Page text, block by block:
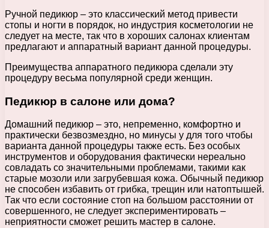
Ручной педикюр – это классический метод привести
стопы и ногти в порядок, но индустрия косметологии не
следует на месте, так что в хороших салонах клиентам
предлагают и аппаратный вариант данной процедуры.
Преимущества аппаратного педикюра сделали эту
процедуру весьма популярной среди женщин.
Педикюр в салоне или дома?
Домашний педикюр – это, непременно, комфортно и
практически безвозмездно, но минусы у для того чтобы
варианта данной процедуры также есть. Без особых
инструментов и оборудования фактически нереально
совладать со значительными проблемами, такими как
старые мозоли или загрубевшая кожа. Обычный педикюр
не способен избавить от грибка, трещин или натоптышей.
Так что если состояние стоп на большом расстоянии от
совершенного, не следует экспериментировать –
неприятности сможет решить мастер в салоне.